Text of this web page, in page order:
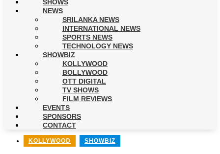
SHOWS
NEWS
SRILANKA NEWS
INTERNATIONAL NEWS
SPORTS NEWS
TECHNOLOGY NEWS
SHOWBIZ
KOLLYWOOD
BOLLYWOOD
OTT DIGITAL
TV SHOWS
FILM REVIEWS
EVENTS
SPONSORS
CONTACT
KOLLYWOOD SHOWBIZ